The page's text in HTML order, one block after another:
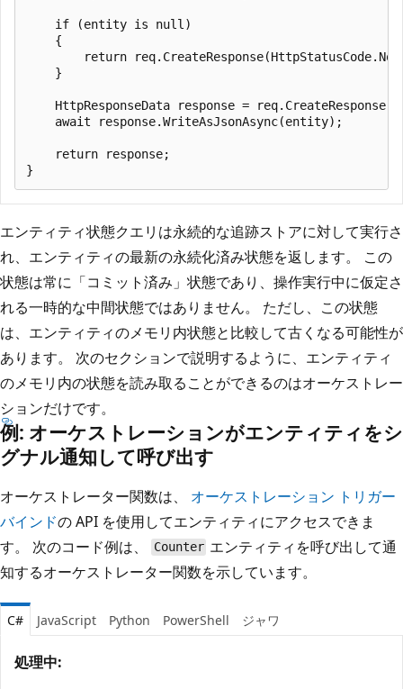
    if (entity is null)
    {
return
    }
HttpResponseData response =
    await response.WriteAsJsonAsync(entity);
    return response;
エンティティ状態クエリは永続的な追跡ストアに対して実行さ
れ、エンティティの最新の永続化済み状態を返します。 この
状態は常に「コミット済み」状態であり、操作実行中に仮定さ
れる一時的な中間状態ではありません。 ただし、この状態
は、エンティティのメモリ内状態と比較して古くなる可能性が
あります。 次のセクションで説明するように、エンティティ
のメモリ内の状態を読み取ることができるのはオーケストレー
ションだけです。
例: オーケストレーションがエンティティをシ
グナル通知して呼び出す
オーケストレーター関数は、 オーケストレーション トリガー
バインドの API を使用してエンティティにアクセスできま
す。 次のコード例は、
Counter エンティティを呼び出して通
知するオーケストレーター関数を示しています。
C# JavaScript Python PowerShell ジャワ
処理中: